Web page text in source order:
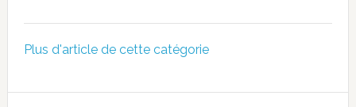
Plus d'article de cette catégorie